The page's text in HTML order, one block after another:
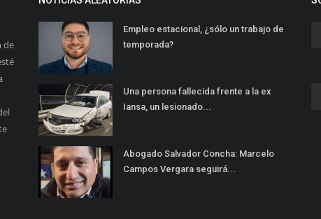
de
Empleo estacional, ¿sólo un trabajo de
temporada?
Una persona fallecida frente a la ex
Iansa, un lesionado...
Abogado Salvador Concha: Marcelo
Campos Vergara seguirá...